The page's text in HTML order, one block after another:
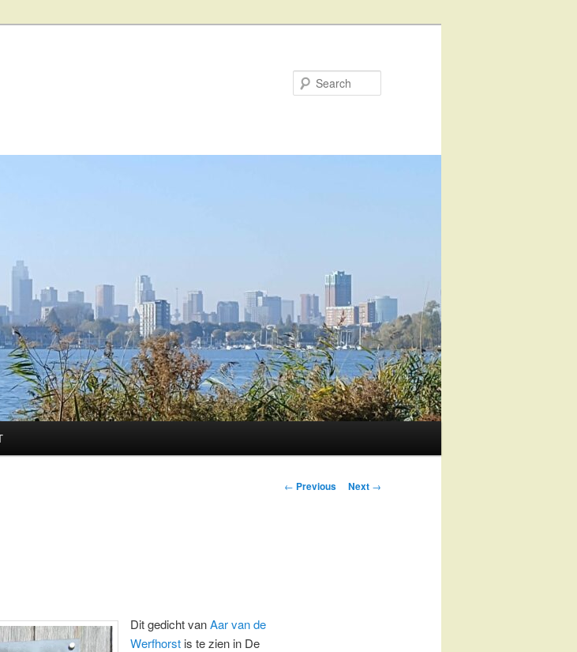
Post
← Previous Next →
Dit gedicht vanAar van de
Werfhorstis te zien in De